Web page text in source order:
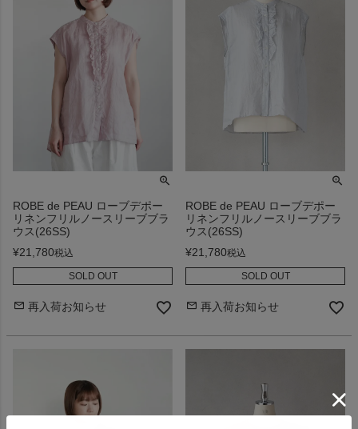
ROBE de PEAU ローブデポー
リネンフリルノースリーブブラ
ウス(26SS)
¥21,780税込
SOLD OUT
再入荷お知らせ
ROBE de PEAU ローブデポー
リネンフリルノースリーブブラ
ウス(26SS)
¥21,780税込
SOLD OUT
再入荷お知らせ